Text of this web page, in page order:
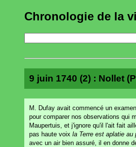
Chronologie de la
9 juin 1740 (2) : Nollet
M. Dufay avait commencé un
pour comparer nos observations qui
Maupertuis, et j'ignore qu'il l'ait fait
pas haute voix la Terre est aplatie au
avec un air bien assuré, il en donne